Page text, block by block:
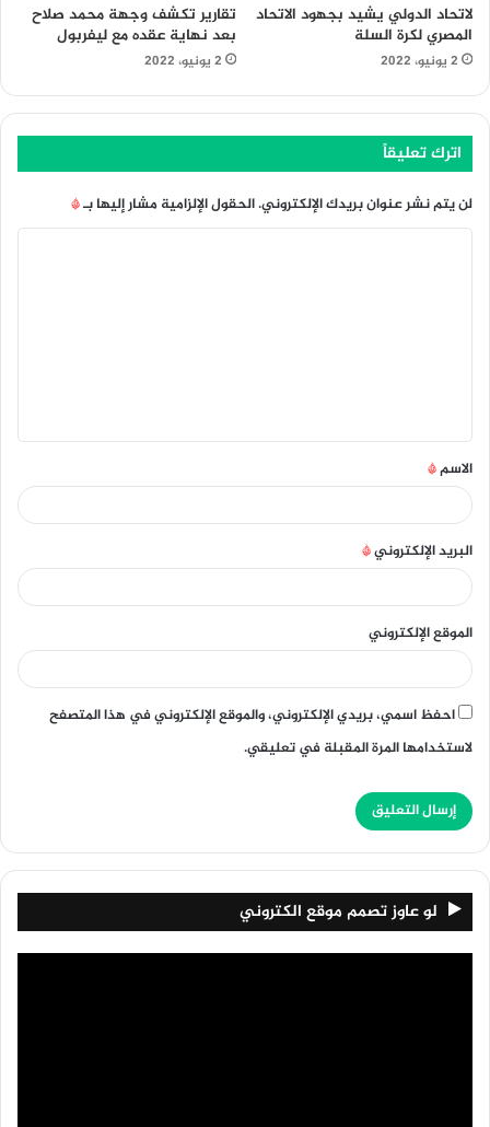
لاتحاد الدولي يشيد بجهود الاتحاد
المصري لكرة السلة
2 يونيو، 2022
تقارير تكشف وجهة محمد صلاح
بعد نهاية عقده مع ليفربول
2 يونيو، 2022
اترك تعليقاً
لن يتم نشر عنوان بريدك الإلكتروني.الحقول الإلزامية مشار إليها بـ*
ق
*
الاسم*
البريد الإلكتروني*
الموقع الإلكتروني
احفظ اسمي، بريدي الإلكتروني، والموقع الإلكتروني في هذا المتصفح
لاستخدامها المرة المقبلة في تعليقي.
لو عاوز تصمم موقع الكتروني